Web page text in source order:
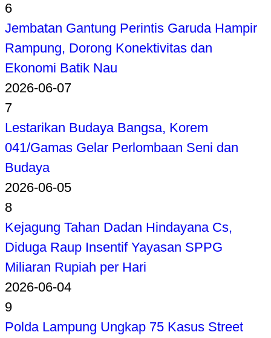
6
Jembatan Gantung Perintis Garuda Hampir
Rampung, Dorong Konektivitas dan
Ekonomi Batik Nau
2026-06-07
7
Lestarikan Budaya Bangsa, Korem
041/Gamas Gelar Perlombaan Seni dan
Budaya
2026-06-05
8
Kejagung Tahan Dadan Hindayana Cs,
Diduga Raup Insentif Yayasan SPPG
Miliaran Rupiah per Hari
2026-06-04
9
Polda Lampung Ungkap 75 Kasus Street